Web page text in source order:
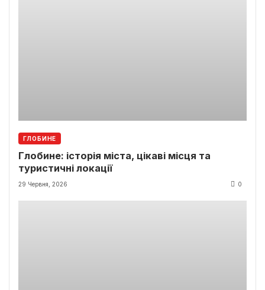
ГЛОБИНЕ
Глобине: історія міста, цікаві місця та
туристичні локації
29 Червня, 2026 0